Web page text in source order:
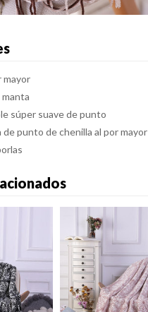
mayor
súper suave de punto
punto de chenilla al por mayor